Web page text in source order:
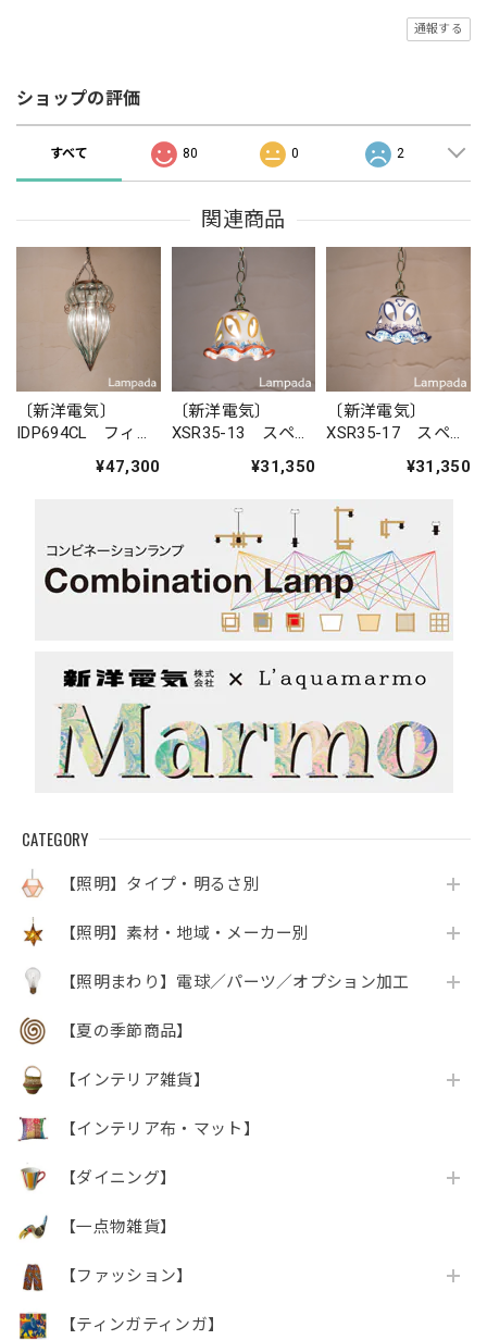
CATEGORY
【照明】タイプ・明るさ別
【照明】素材・地域・メーカー別
【照明まわり】電球／パーツ／オプション加工
【夏の季節商品】
【インテリア雑貨】
【インテリア布・マット】
【ダイニング】
【一点物雑貨】
【ファッション】
【ティンガティンガ】
通報する
ショップの評価
すべて 80 0 2
関連商品
〔新洋電気〕
IDP694CL フィリ
ダントライト¥47,300
〔新洋電気〕
XSR35-13 スペイ
¥31,350
〔新洋電気〕
XSR35-17 スペイ
¥31,350